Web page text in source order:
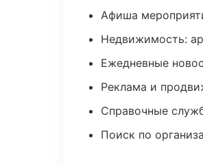
Афиша
Недвижимость:
Ежедневные
Реклама и
Справочные
Поиск по